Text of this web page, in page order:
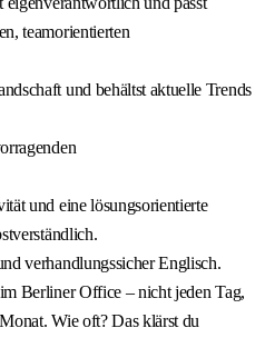
teamorientierten
und behältst aktuelle Trends
und eine lösungsorientierte
verhandlungssicher Englisch.
Berliner Office – nicht jeden Tag,
Wie oft? Das klärst du